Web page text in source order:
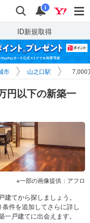
検索 通知
i
ID新規取得
市 山之口駅 7,000
円以下の新築一
一部の画像提供：アフロ
てから探しましょう。
件を追加してさらに詳し
戸建てに出会えます。